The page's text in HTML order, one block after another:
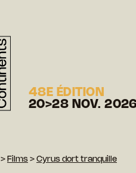
48E ÉDITION
20>28 NOV.
> Films > Cyrus dort tranquille